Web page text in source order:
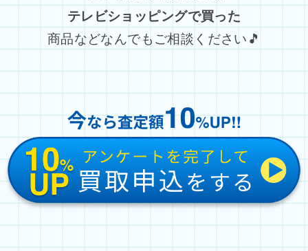
テレビショッピングで買った
商品などなんでもご相談ください🎵